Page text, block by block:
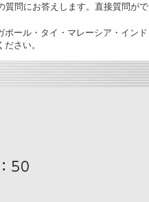
質問にお答えします。直接質問がで
ール・タイ・マレーシア・インド
さい。